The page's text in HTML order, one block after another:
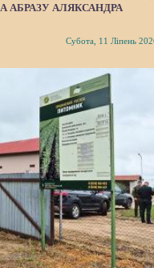
АБРАЗУ АЛЯКСАНДРА
Субота, 11 Ліпень